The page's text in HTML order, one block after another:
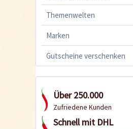
Themenwelten
Marken
Gutscheine verschenken
Über 250.000
Zufriedene Kunden
Schnell mit DHL